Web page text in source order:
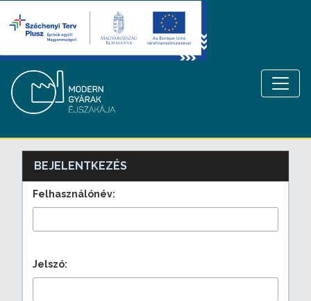
BEJELENTKEZÉS
Felhasználónév:
Jelszó: